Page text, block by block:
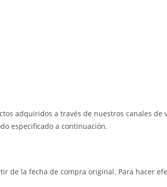
adquiridos a través de nuestros canales
especificado a continuación.
de la fecha de compra original. Para hacer